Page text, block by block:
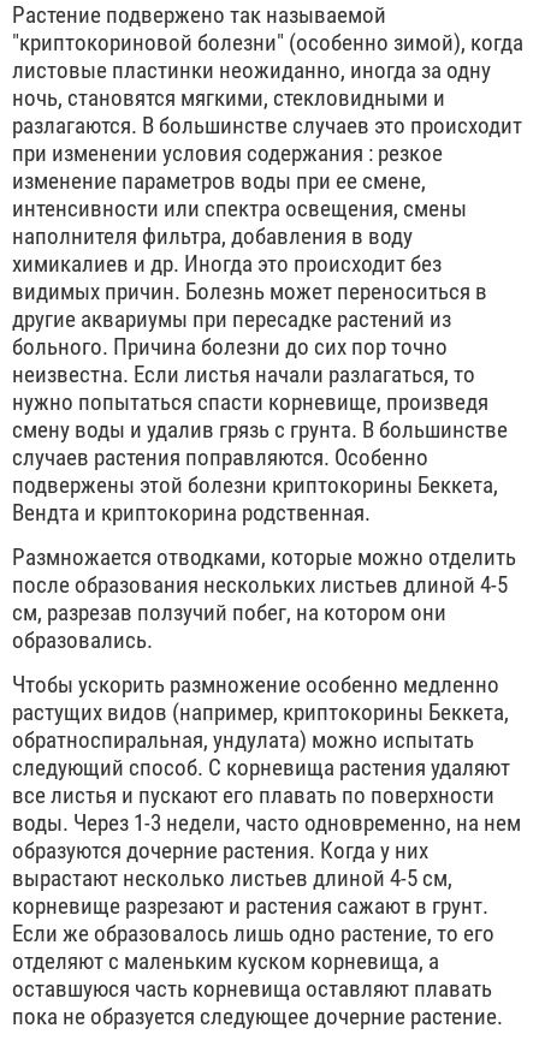
Растение подвержено так называемой
"криптокориновой болезни" (особенно зимой), когда
листовые пластинки неожиданно, иногда за одну
ночь, становятся мягкими, стекловидными и
разлагаются. В большинстве случаев это происходит
при изменении условия содержания : резкое
изменение параметров воды при ее смене,
интенсивности или спектра освещения, смены
наполнителя фильтра, добавления в воду
химикалиев и др. Иногда это происходит без
видимых причин. Болезнь может переноситься в
другие аквариумы при пересадке растений из
больного. Причина болезни до сих пор точно
неизвестна. Если листья начали разлагаться, то
нужно попытаться спасти корневище, произведя
смену воды и удалив грязь с грунта. В большинстве
случаев растения поправляются. Особенно
подвержены этой болезни криптокорины Беккета,
Вендта и криптокорина родственная.
Размножается отводками, которые можно отделить
после образования нескольких листьев длиной 4-5
см, разрезав ползучий побег, на котором они
образовались.
Чтобы ускорить размножение особенно медленно
растущих видов (например, криптокорины Беккета,
обратноспиральная, ундулата) можно испытать
следующий способ. С корневища растения удаляют
все листья и пускают его плавать по поверхности
воды. Через 1-3 недели, часто одновременно, на нем
образуются дочерние растения. Когда у них
вырастают несколько листьев длиной 4-5 см,
корневище разрезают и растения сажают в грунт.
Если же образовалось лишь одно растение, то его
отделяют с маленьким куском корневища, а
оставшуюся часть корневища оставляют плавать
пока не образуется следующее дочерние растение.